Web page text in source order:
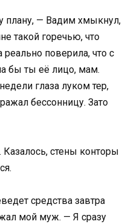
плану, — Вадим хмыкнул,
такой горечью, что
поверила, что с
бы ты её лицо, мам.
глаза луком тер,
бессонницу. Зато
Казалось, стены конторы
средства завтра
мой муж. — Я сразу